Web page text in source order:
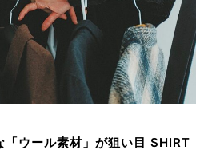
「ウール素材」が狙い目 SHIRT